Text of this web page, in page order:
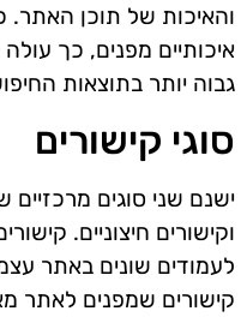
והאיכות של תוכן האתר.
איכותיים מפנים, כך
גבוה יותר בתוצאות
סוגי קישורים
ישנם שני סוגים מרכזיים
וקישורים חיצוניים.
לעמודים שונים באתר
קישורים שמפנים לאתר